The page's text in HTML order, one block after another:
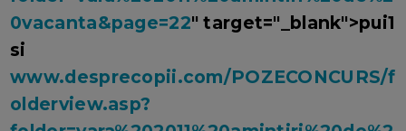
0vacanta&page=22" target="_blank">pui1
si
www.desprecopii.com/POZECONCURS/f
olderview.asp?